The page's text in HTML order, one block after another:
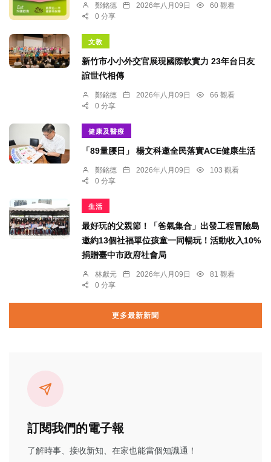
鄭銘德 2026年八月09日
60 觀看
0 分享
文教
新竹市小小外交官展現國際軟實力 23年台日友
誼世代相傳
鄭銘德 2026年八月09日
66 觀看
0 分享
健康及醫療
「89量腰日」 楊文科邀全民落實ACE健康生活
鄭銘德 2026年八月09日
103 觀看
0 分享
生活
最好玩的父親節！「爸氣集合」出發工程冒險島
邀約13個社福單位孩童一同暢玩！活動收入10%
捐贈臺中市政府社會局
林獻元 2026年八月09日
81 觀看
0 分享
更多最新新聞
訂閱我們的電子報
了解時事、接收新知、在家也能當個知識通！